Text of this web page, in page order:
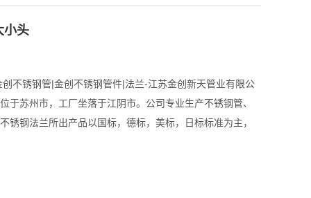
小头
不锈钢管|金创不锈钢管件|法兰-江苏金创新天管业有限公
于苏州市，工厂坐落于江阴市。公司专业生产不锈钢管、
锈钢法兰所出产品以国标，德标，美标，日标标准为主，